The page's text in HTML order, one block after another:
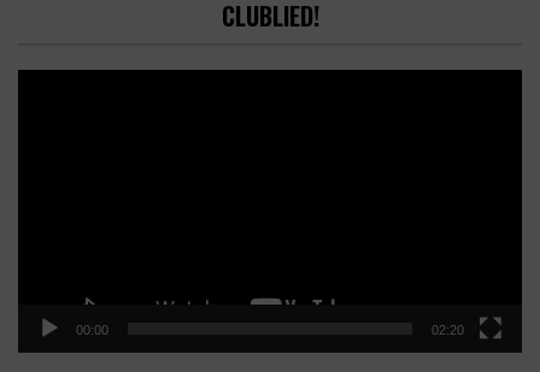
CLUBLIED!
00:00 02:20